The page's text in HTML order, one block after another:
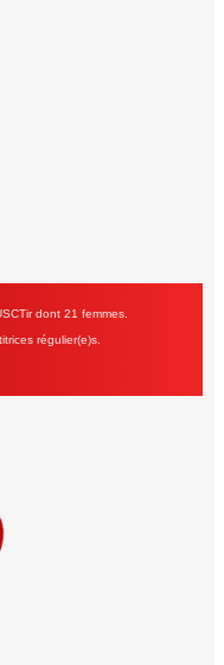
dont 21 femmes.
régulier(e)s.